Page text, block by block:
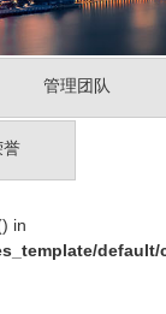
管理团队
誉
in